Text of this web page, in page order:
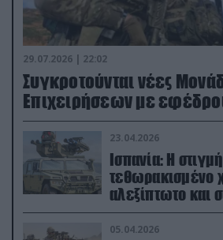
29.07.2026 | 22:02
Συγκροτούνται νέες
Επιχειρήσεων με
23.04.2026
Ισπανία: Η
τεθωρακισμένο
αλεξίπτωτο και
ορμή στο έδαφος
05.04.2026